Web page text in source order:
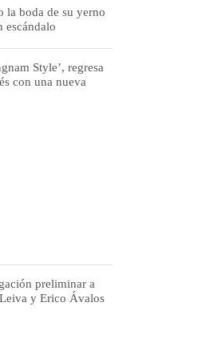
la boda de su yerno
escándalo
Style’, regresa
con una nueva
preliminar a
y Erico Ávalos